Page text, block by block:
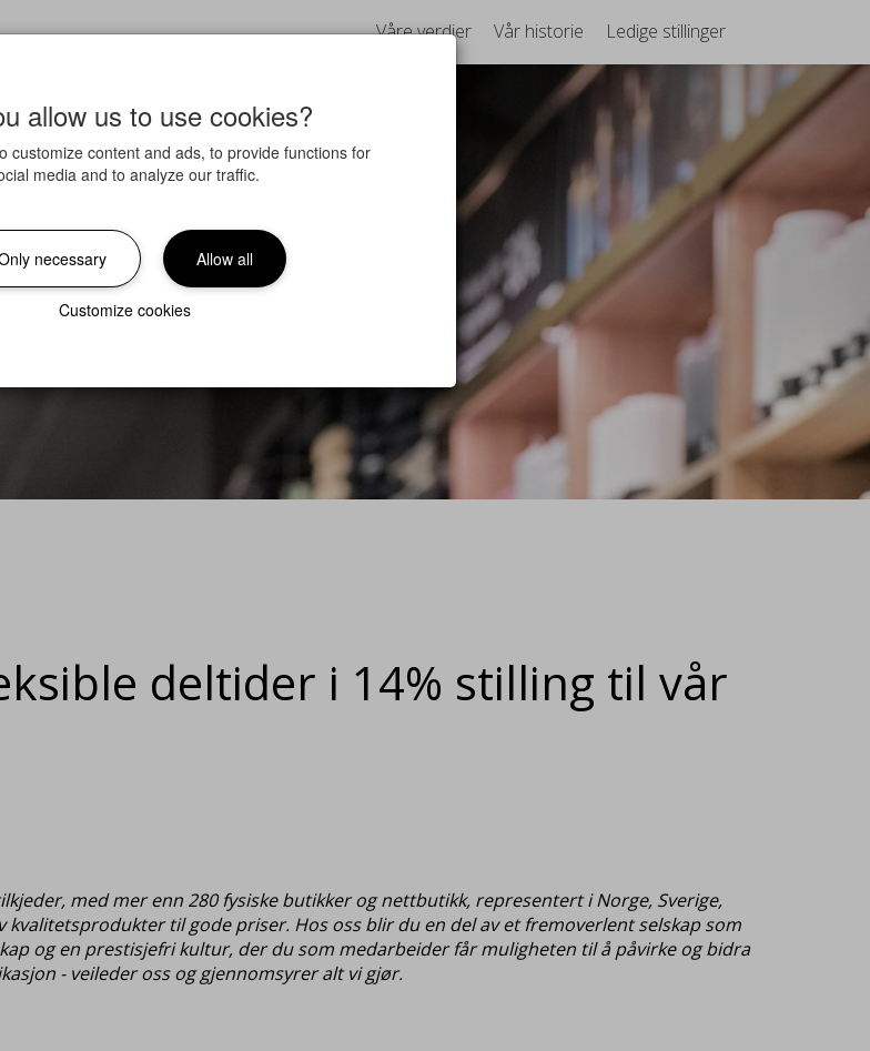
Våre verdier Vår historie Ledige stillinger
deltider i 14% stilling til vår
med mer enn 280 fysiske butikker og nettbutikk, representert i Norge, Sverige,
til gode priser. Hos oss blir du en del av et fremoverlent selskap som
og en prestisjefri kultur, der du som medarbeider får muligheten til å påvirke og bidra
- veileder oss og gjennomsyrer alt vi gjør.
allow us to use cookies?
customize content and ads, to provide functions for
media and to analyze our traffic.
necessary Allow all
Customize cookies